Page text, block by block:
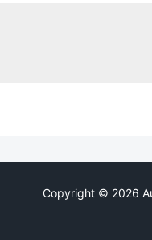
Copyright © 2026